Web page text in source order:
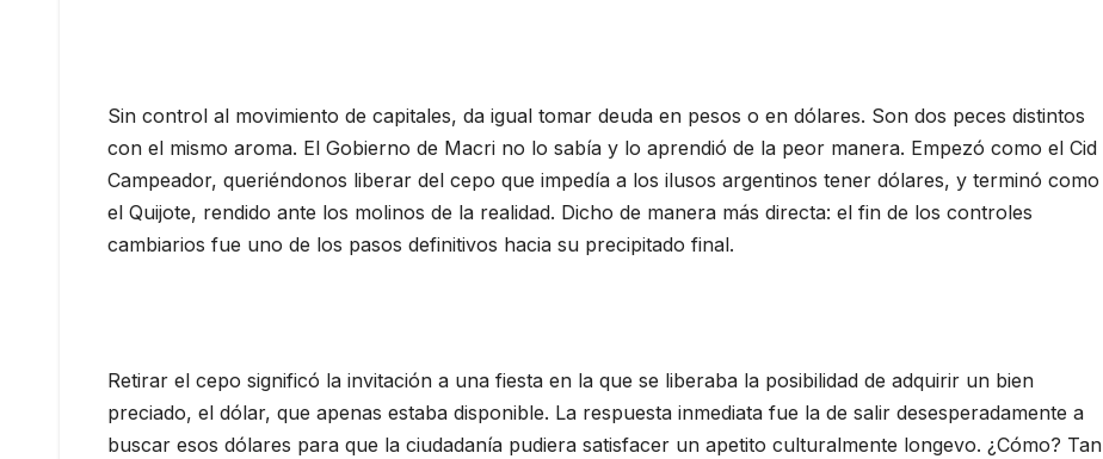
Sin control al movimiento de capitales, da igual tomar deuda en pesos o en dólares. Son dos peces distintos
con el mismo aroma. El Gobierno de Macri no lo sabía y lo aprendió de la peor manera. Empezó como el Cid
Campeador, queriéndonos liberar del cepo que impedía a los ilusos argentinos tener dólares, y terminó como
el Quijote, rendido ante los molinos de la realidad. Dicho de manera más directa: el fin de los controles
cambiarios fue uno de los pasos definitivos hacia su precipitado final.
Retirar el cepo significó la invitación a una fiesta en la que se liberaba la posibilidad de adquirir un bien
preciado, el dólar, que apenas estaba disponible. La respuesta inmediata fue la de salir desesperadamente a
buscar esos dólares para que la ciudadanía pudiera satisfacer un apetito culturalmente longevo. ¿Cómo? Tan